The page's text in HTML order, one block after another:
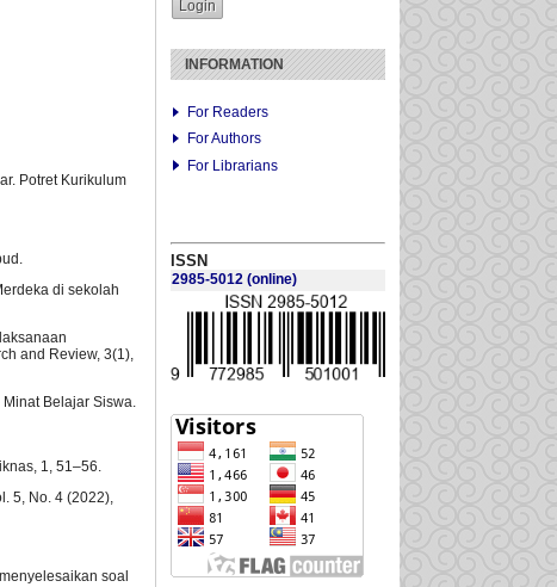
INFORMATION
For Readers
For Authors
For Librarians
ISSN
2985-5012 (online)
Potret Kurikulum
di sekolah
and Review, 3(1),
Belajar Siswa.
1, 51–56.
5, No. 4 (2022),
soal